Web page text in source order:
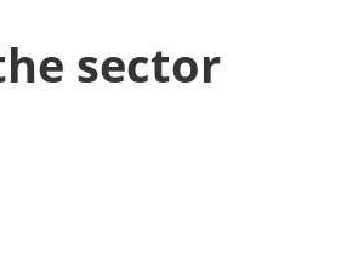
sector